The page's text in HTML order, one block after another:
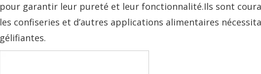
pour garantir leur pureté et leur fonctionnalité.Ils sont
les confiseries et d’autres applications alimentaires
gélifiantes.